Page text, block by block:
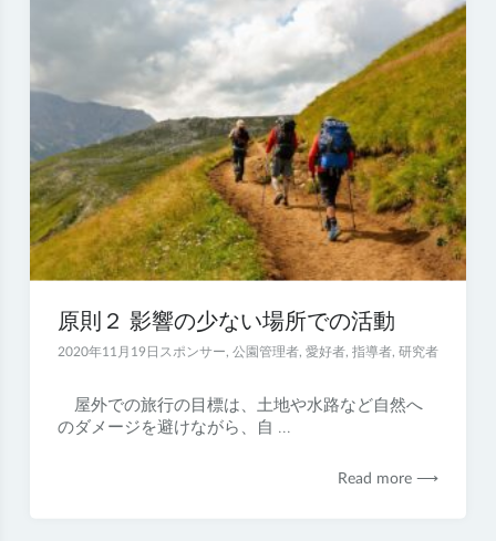
原則２ 影響の少ない場所での活動
2020年11月19日 スポンサー,公園管理者,愛好者,指導者,研究者
屋外での旅行の目標は、土地や水路など自然へ
のダメージを避けながら、自 ...
Read more ⟶